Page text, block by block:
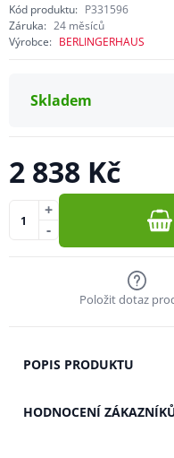
Kód produktu: P331596
Záruka: 24 měsíců
Výrobce: BERLINGERHAUS
Skladem
2 838 Kč
-
+
Položit dotaz
POPIS PRODUKTU
HODNOCENÍ